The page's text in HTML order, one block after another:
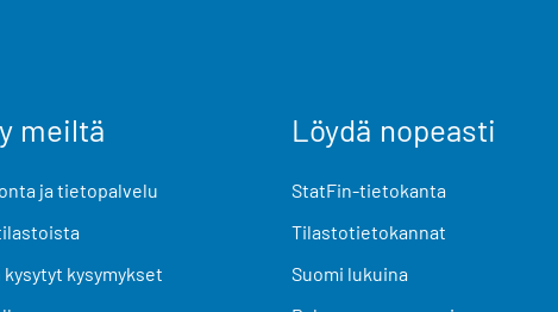
meiltä
ja tietopalvelu
kysytyt kysymykset
Löydä nopeasti
StatFin-tietokanta
Tilastotietokannat
Suomi lukuina